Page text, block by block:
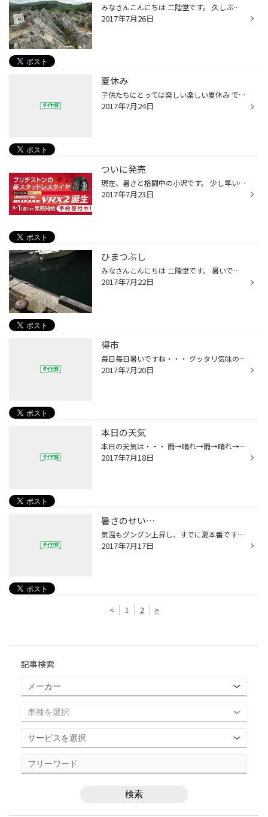
みなさんこんにちは 二階堂です。 久しぶりに ドライブに行ってきました。 前回 津和野に行ったんで 今回は どこでしょう？ 秋吉台です（╹◡╹） 行くまでに 豪雨が2回‼︎ 実際、現地に着いても 雨に降られました。 ワイパー点検しとけばよかった！！ 拭き取り悪くて 少し怖かったです。 みなさん ワイ...
2017年7月26日
夏休み
子供たちにとっては楽しい楽しい夏休み ですが・・・僕らには無縁・・・ 毎日汗だくになって走り回っております。 夏休みに入り遠出前でしょうか 空気圧点検、ﾊﾞｯﾃﾘｰ点検、オイル交換等 多くなってきました。 暑い中のご来店に感謝です。 今週末まで【集中得市】を開催しております。 タイヤ交換・...
2017年7月24日
ついに発売
現在、暑さと格闘中の小沢です。 少し早いお話ですが、スタッドレスタイヤに新商品が登場 9/1より販売開始
2017年7月23日
ひまつぶし
みなさんこんにちは 二階堂です。 暑いですね。 帰り道に海が見えるところを通るんですが 潮が満ちてて なんかテンションが上がりました。 そうだ釣りに行こう！！ こう言う時は 釣れなくてもいいんです。 案の定釣れませんでしたが いい暇つぶしになりました。 皆さんは 暇つぶしにタイヤ館に寄っ...
2017年7月22日
得市
毎日毎日暑いですね・・・ グッタリ気味の小沢です。 体調管理はしっかりしていきましょうね。 さて、7/22～7/30まで集中得市を開催 点検もやってますので、 お気軽にお越し下さい
2017年7月20日
本日の天気
本日の天気は・・・ 雨→晴れ→雨→晴れ→雨 で、現在は晴れ。 暑い-----
2017年7月18日
暑さのせい…
気温もグングン上昇し、すでに夏本番ですね…。 ＰＩＴは空気が流れず、汗だくになり走り回ってます！！ 最近、気温も上がってきているせいか、 「バッテリーが弱っている気がするんですが…」 という問い合わせが多くなってきてます。 確かにバッテリーにとって一番酷な季節です。 3年以上使用されて...
2017年7月17日
< 1 2 >
記事検索